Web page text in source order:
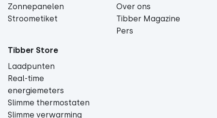
Zonnepanelen
Stroometiket
Over ons
Tibber Magazine
Pers
Tibber Store
Laadpunten
Real-time
energiemeters
Slimme thermostaten
Slimme verwarming